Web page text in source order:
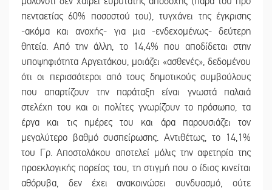
πενταετίας 60% ποσοστού του), τυγχάνει της έγκρισης
-ακόμα και ανοχής- για μια -ενδεχομένως- δεύτερη
θητεία. Από την άλλη, το 14,4% που αποδίδεται στην
υποψηφιότητα Αργειτάκου, μοιάζει «ασθενές», δεδομένου
ότι οι περισσότεροι από τους δημοτικούς συμβούλους
που απαρτίζουν την παράταξη είναι γνωστά παλαιά
στελέχη του και οι πολίτες γνωρίζουν το πρόσωπο, τα
έργα και τις ημέρες του και άρα παρουσιάζει τον
μεγαλύτερο βαθμό συσπείρωσης. Αντιθέτως, το 14,1%
του Γρ. Αποστολάκου αποτελεί μόλις την αφετηρία της
προεκλογικής πορείας του, τη στιγμή που ο ίδιος κινείται
αθόρυβα, δεν έχει ανακοινώσει συνδυασμό, ούτε